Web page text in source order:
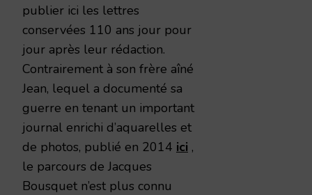
publier ici les lettres
conservées 110 ans jour pour
jour après leur rédaction.
Contrairement à son frère aîné
Jean, lequel a documenté sa
guerre en tenant un important
journal enrichi d’aquarelles et
de photos, publié en 2014 ici ,
le parcours de Jacques
Bousquet n’est plus connu